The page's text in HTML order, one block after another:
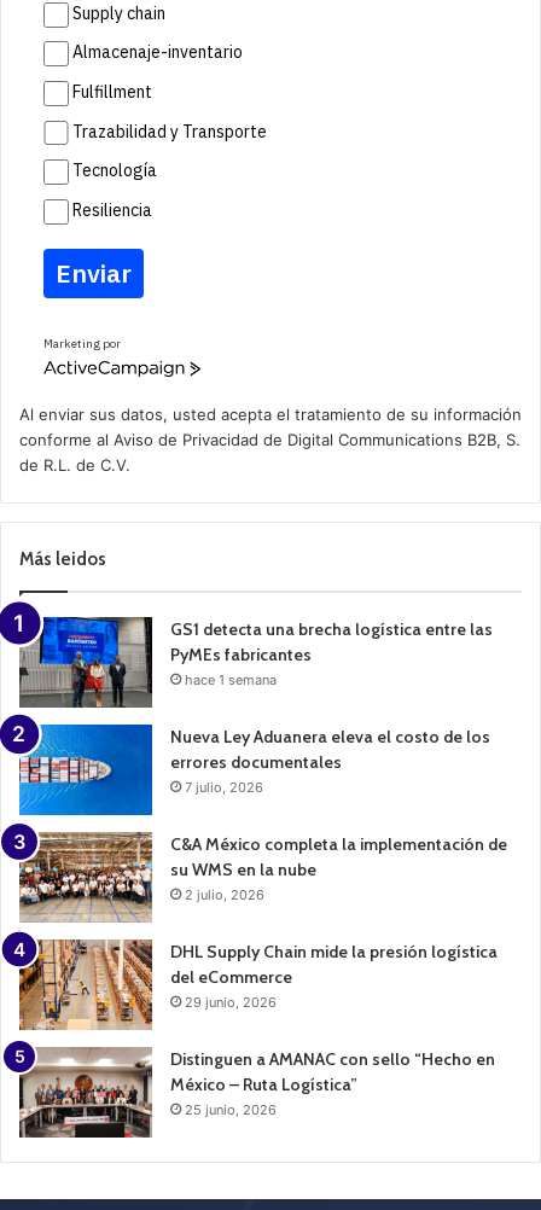
Supply chain
Almacenaje-inventario
Fulfillment
Trazabilidad y Transporte
Tecnología
Resiliencia
Enviar
Marketing por
A
v
e
a
m
a
n
Al enviar sus datos, usted acepta el tratamiento de su información
conforme al Aviso de Privacidad de Digital Communications B2B, S.
de R.L. de C.V.
Más leidos
GS1 detecta una brecha logística entre las
PyMEs fabricantes
hace 1 semana
Nueva Ley Aduanera eleva el costo de los
errores documentales
7 julio, 2026
C&A México completa la implementación de
su WMS en la nube
2 julio, 2026
DHL Supply Chain mide la presión logística
del eCommerce
29 junio, 2026
Distinguen a AMANAC con sello “Hecho en
México – Ruta Logística”
25 junio, 2026